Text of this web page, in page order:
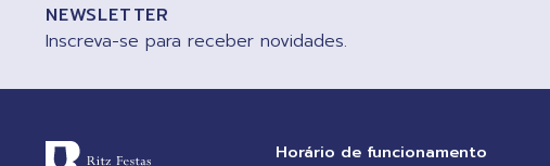
NEWSLETTER
Inscreva-se para receber novidades.
Horário de funcionamento